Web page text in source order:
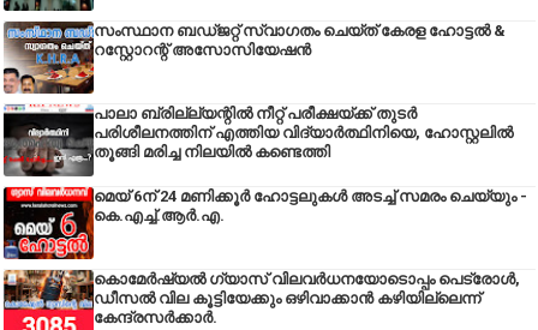
സംസ്ഥാന ബഡ്‌ജറ്റ് സ്വാഗതം ചെയ്ത് കേരള ഹോട്ടൽ &
റസ്റ്റോറന്റ് അസോസിയേഷൻ
പാലാ ബ്രില്ല്യന്റിൽ നീറ്റ് പരീക്ഷയ്ക്ക് തുടർ
പരിശീലനത്തിന് എത്തിയ വിദ്യാർത്ഥിനിയെ, ഹോസ്റ്റലിൽ
തൂങ്ങി മരിച്ച നിലയിൽ കണ്ടെത്തി
മെയ് 6ന് 24 മണിക്കൂർ ഹോട്ടലുകൾ അടച്ച് സമരം ചെയ്യും -
കെ.എച്ച്.ആർ.എ.
കൊമേർഷ്യൽ ഗ്യാസ് വിലവർധനയോടൊപ്പം പെട്രോൾ,
ഡീസല്‍ വില കൂട്ടിയേക്കും ഒഴിവാക്കാന്‍ കഴിയില്ലെന്ന്
കേന്ദ്രസര്‍ക്കാര്‍.